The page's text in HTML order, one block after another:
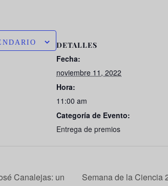
DETALLES
Fecha:
noviembre 11, 2022
Hora:
11:00 am
Categoría de Evento:
Entrega de premios
Canalejas: un
Semana de la Ciencia